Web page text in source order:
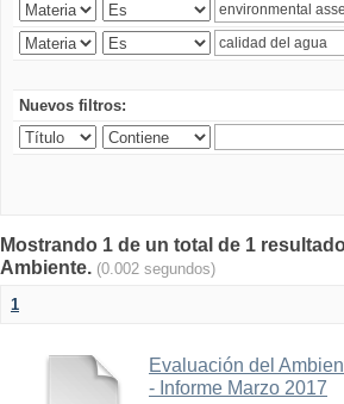
Nuevos filtros:
Mostrando 1 de un total de 1
Ambiente. (0.002 segundos)
1
Evaluación del
- Informe Marzo 2017